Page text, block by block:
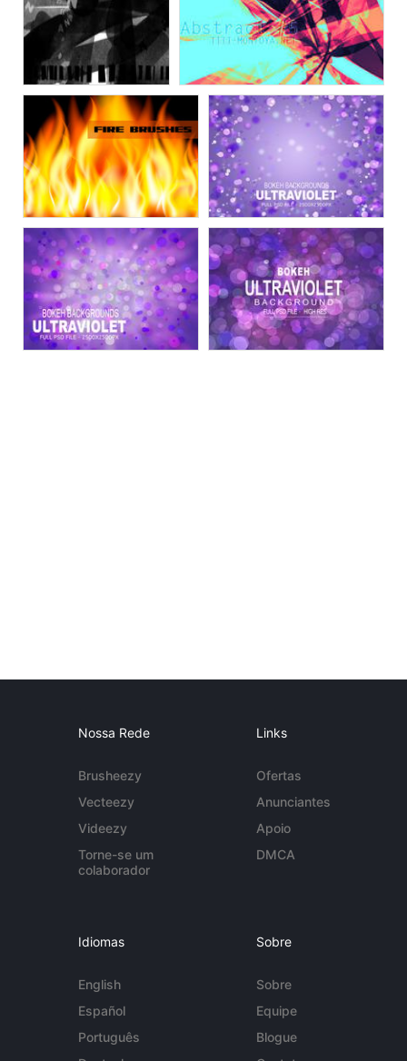
Nossa Rede
Brusheezy
Vecteezy
Videezy
Torne-se um
colaborador
Links
Ofertas
Anunciantes
Apoio
DMCA
Idiomas
English
Español
Português
Sobre
Sobre
Equipe
Blogue